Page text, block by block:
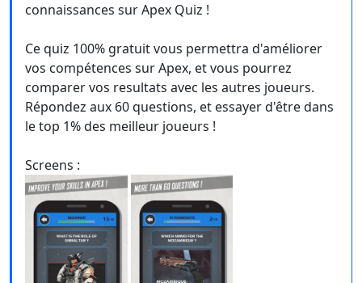
connaissances sur Apex Quiz !
Ce quiz 100% gratuit vous permettra d'améliorer
vos compétences sur Apex, et vous pourrez
comparer vos resultats avec les autres joueurs.
Répondez aux 60 questions, et essayer d'être dans
le top 1% des meilleur joueurs !
Screens :